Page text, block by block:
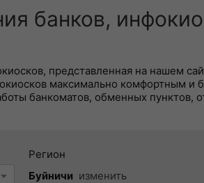
банков,
представленная на нашем
максимально комфортным и
банкоматов, обменных пунктов,
Регион
Буйничи изменить